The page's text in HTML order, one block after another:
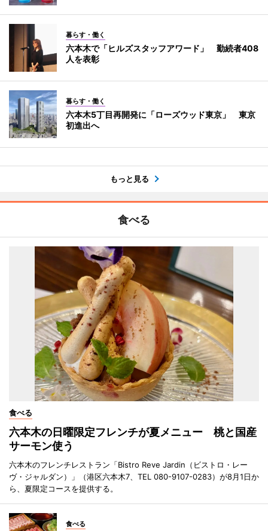
暮らす・働く
六本木で「ヒルズスタッフアワード」 勤続者408
人を表彰
暮らす・働く
六本木5丁目再開発に「ローズウッド東京」 東京
初進出へ
もっと見る
食べる
食べる
六本木の日曜限定フレンチが夏メニュー 桃と国産
サーモン使う
六本木のフレンチレストラン「Bistro Reve Jardin（ビストロ・レー
ヴ・ジャルダン）」（港区六本木7、TEL 080-9107-0283）が8月1日か
ら、夏限定コースを提供する。
食べる